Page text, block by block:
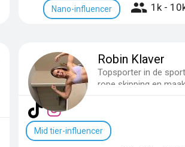
Nano-influencer 1k -
Robin Klaver
Topsporter in de sport
rope skipping en maak
Mid tier-influencer